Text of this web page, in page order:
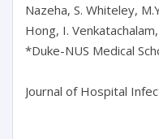
Nazeha, S. Whiteley,
Hong, I.
*Duke-NUS Medical
Journal of Hospital